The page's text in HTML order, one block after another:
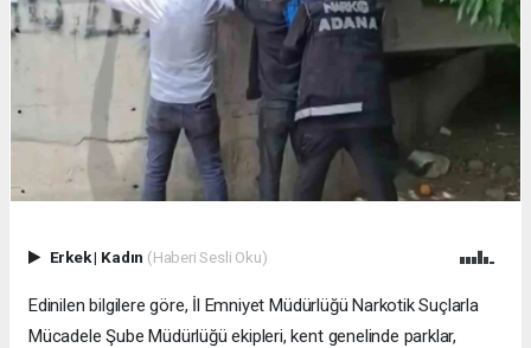
Erkek| Kadın (Haberi Sesli Oku)
Edinilen bilgilere göre, İl Emniyet Müdürlüğü Narkotik Suçlarla
Mücadele Şube Müdürlüğü ekipleri, kent genelinde parklar,